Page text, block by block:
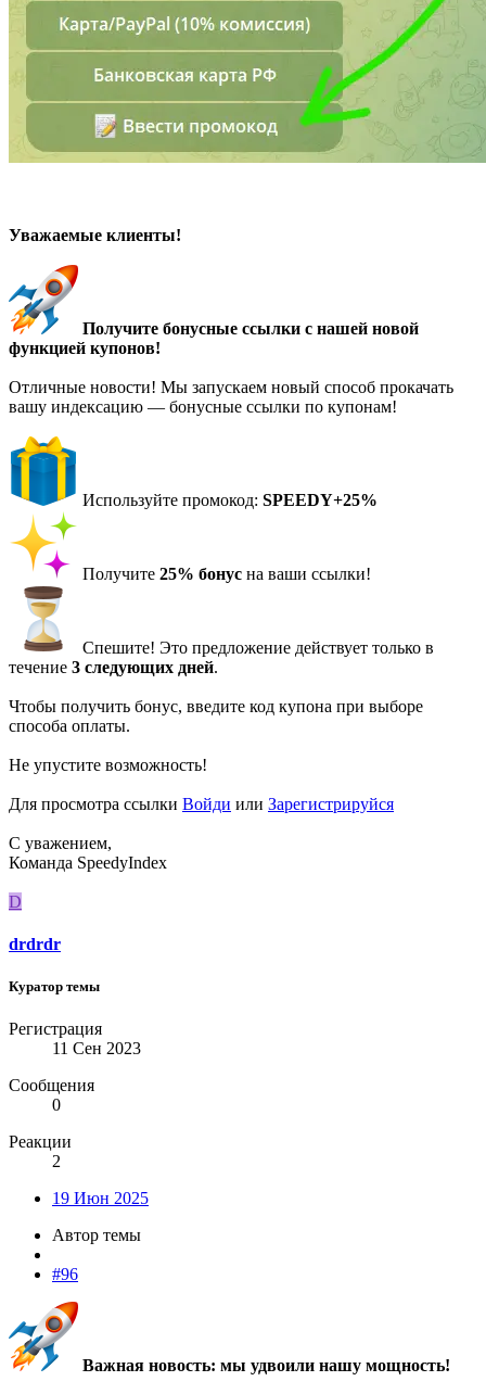
Уважаемые клиенты!
Получите бонусные ссылки с нашей новой
функцией купонов!
Отличные новости! Мы запускаем новый способ прокачать
вашу индексацию — бонусные ссылки по купонам!
Используйте промокод: SPEEDY+25%
Получите 25% бонус на ваши ссылки!
Спешите! Это предложение действует только в
течение 3 следующих дней.
Чтобы получить бонус, введите код купона при выборе
способа оплаты.
Не упустите возможность!
Для просмотра ссылки Войди или Зарегистрируйся
С уважением,
Команда SpeedyIndex
D
drdrdr
Куратор темы
Регистрация
11 Сен 2023
Сообщения
0
Реакции
2
19 Июн 2025
Автор темы
#96
Важная новость: мы удвоили нашу мощность!